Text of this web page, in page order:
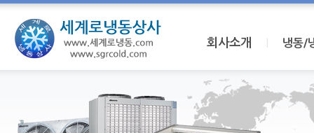
회사소개 냉동/